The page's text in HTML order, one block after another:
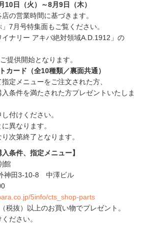
10日（火）～8月9日（木）
の営業時間に基づきます。
7月号特集面もご覧ください。
ナリー アキバ絶対領域A.D.1912」の
提供開始となります。
ード（全10種類／裏面共通）
定メニューをご注文された方、
条件を満たされた方プレゼントいたしま
付けください。
異なります。
次第終了となります。
条件、指定メニュー】
館
神田3-10-8 中澤ビル
5info/cts_shop-parts
抜）以上のお買い物でプレゼント。
ださい。